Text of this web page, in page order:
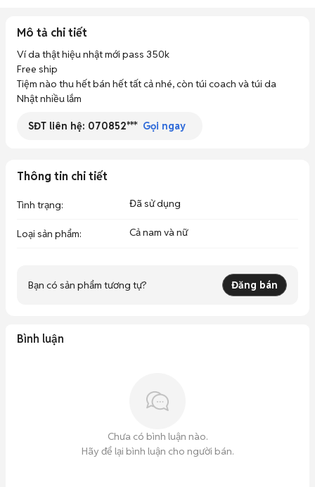
Mô tả chi tiết
Ví da thật hiệu nhật mới pass 350k
Free ship
Tiệm nào thu hết bán hết tất cả nhé, còn túi coach và túi da
Nhật nhiều lắm
SĐT liên hệ: 070852*** Gọi ngay
Thông tin chi tiết
Tình trạng: Đã sử dụng
Loại sản phẩm: Cả nam và nữ
Bạn có sản phẩm tương tự? Đăng bán
Bình luận
Chưa có bình luận nào.
Hãy để lại bình luận cho người bán.